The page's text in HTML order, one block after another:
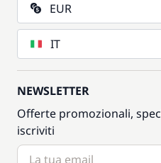
EUR
IT
NEWSLETTER
Offerte promozionali,
iscriviti